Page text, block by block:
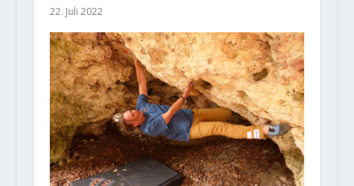
22. Juli 2022